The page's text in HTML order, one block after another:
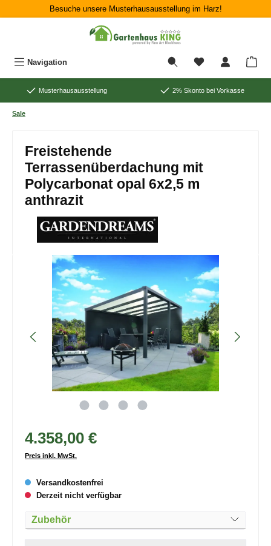
Zum Hauptinhalt springenBesuche unsere Musterhausausstellung im Harz!
Navigation
Musterhausausstellung 2% Skonto bei Vorkasse
Sale
Freistehende
Terrassenüberdachung mit
Polycarbonat opal 6x2,5 m
anthrazit
Bildergalerie überspringen
4.358,00 €
Preis inkl. MwSt.
Versandkostenfrei
Derzeit nicht verfügbar
Zubehör